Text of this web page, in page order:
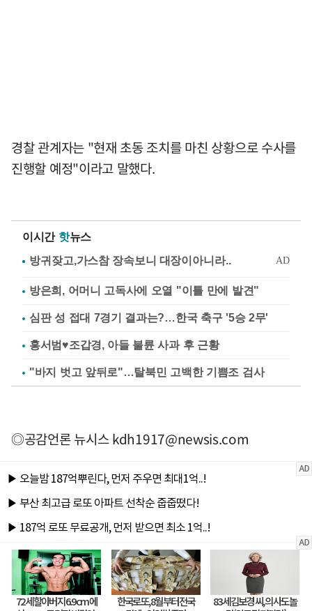
경찰 관계자는 "현재 초동 조치를 마친 상황으로 수사를
진행할 예정"이라고 말했다.
이시간 핫뉴스
방은희, 어머니 고독사에 오열 "이틀 만에 발견"
심판 성 접대 7경기 결과는?…한국 축구 '5승 2무'
홍서범♥조갑경, 아들 불륜 사과 후 근황
"바지 벗고 앞뒤로"…탈북민 고백한 기쁨조 검사
◎공감언론 뉴시스kdh1917@newsis.com